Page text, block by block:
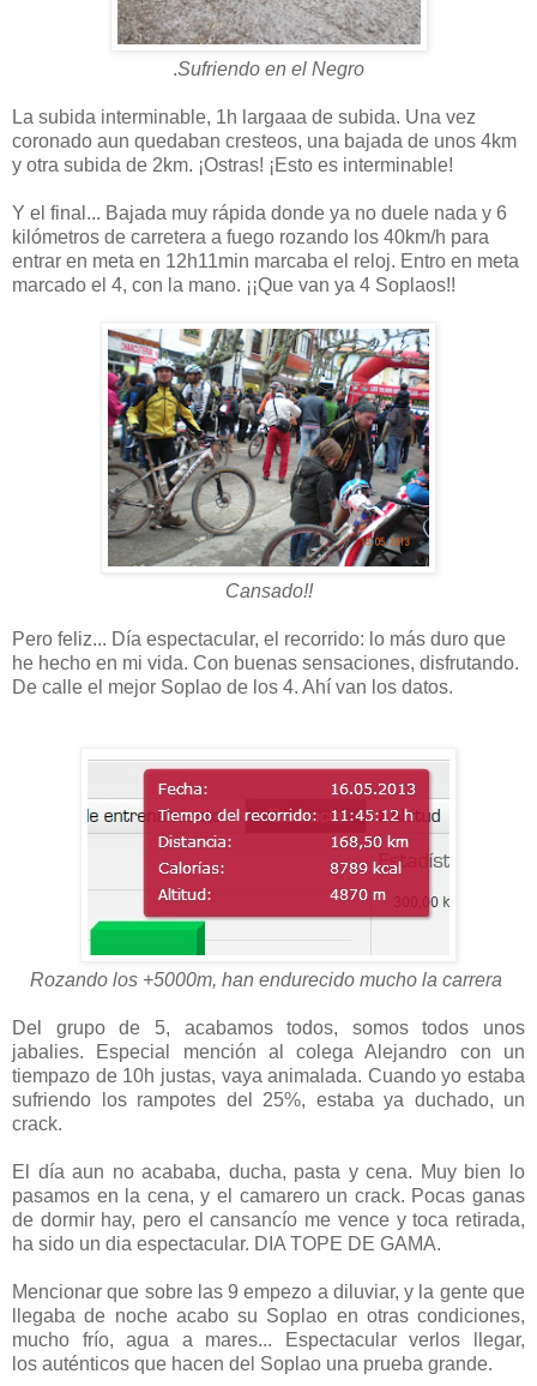
.Sufriendo en el Negro
La subida interminable, 1h largaaa de subida. Una vez
coronado aun quedaban cresteos, una bajada de unos 4km
y otra subida de 2km. ¡Ostras! ¡Esto es interminable!
Y el final... Bajada muy rápida donde ya no duele nada y 6
kilómetros de carretera a fuego rozando los 40km/h para
entrar en meta en 12h11min marcaba el reloj. Entro en meta
marcado el 4, con la mano. ¡¡Que van ya 4 Soplaos!!
Cansado!!
Pero feliz... Día espectacular, el recorrido: lo más duro que
he hecho en mi vida. Con buenas sensaciones, disfrutando.
De calle el mejor Soplao de los 4. Ahí van los datos.
Rozando los +5000m, han endurecido mucho la carrera
Del grupo de 5, acabamos todos, somos todos unos
jabalies. Especial mención al colega Alejandro con un
tiempazo de 10h justas, vaya animalada. Cuando yo estaba
sufriendo los rampotes del 25%, estaba ya duchado, un
crack.
El día aun no acababa, ducha, pasta y cena. Muy bien lo
pasamos en la cena, y el camarero un crack. Pocas ganas
de dormir hay, pero el cansancío me vence y toca retirada,
ha sido un dia espectacular. DIA TOPE DE GAMA.
Mencionar que sobre las 9 empezo a diluviar, y la gente que
llegaba de noche acabo su Soplao en otras condiciones,
mucho frío, agua a mares... Espectacular verlos llegar,
los auténticos que hacen del Soplao una prueba grande.